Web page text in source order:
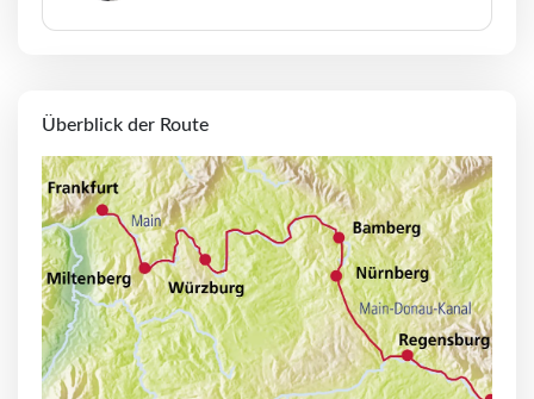
Überblick der Route